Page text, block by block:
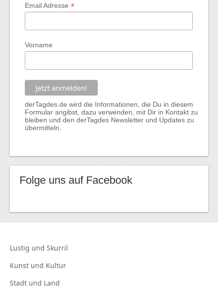
Email Adresse*
Vorname
derTagdes.de wird die Informationen, die Du in diesem
Formular angibst, dazu verwenden, mit Dir in Kontakt zu
bleiben und den derTagdes Newsletter und Updates zu
übermitteln.
Folge uns auf Facebook
Lustig und Skurril
Kunst und Kultur
Stadt und Land